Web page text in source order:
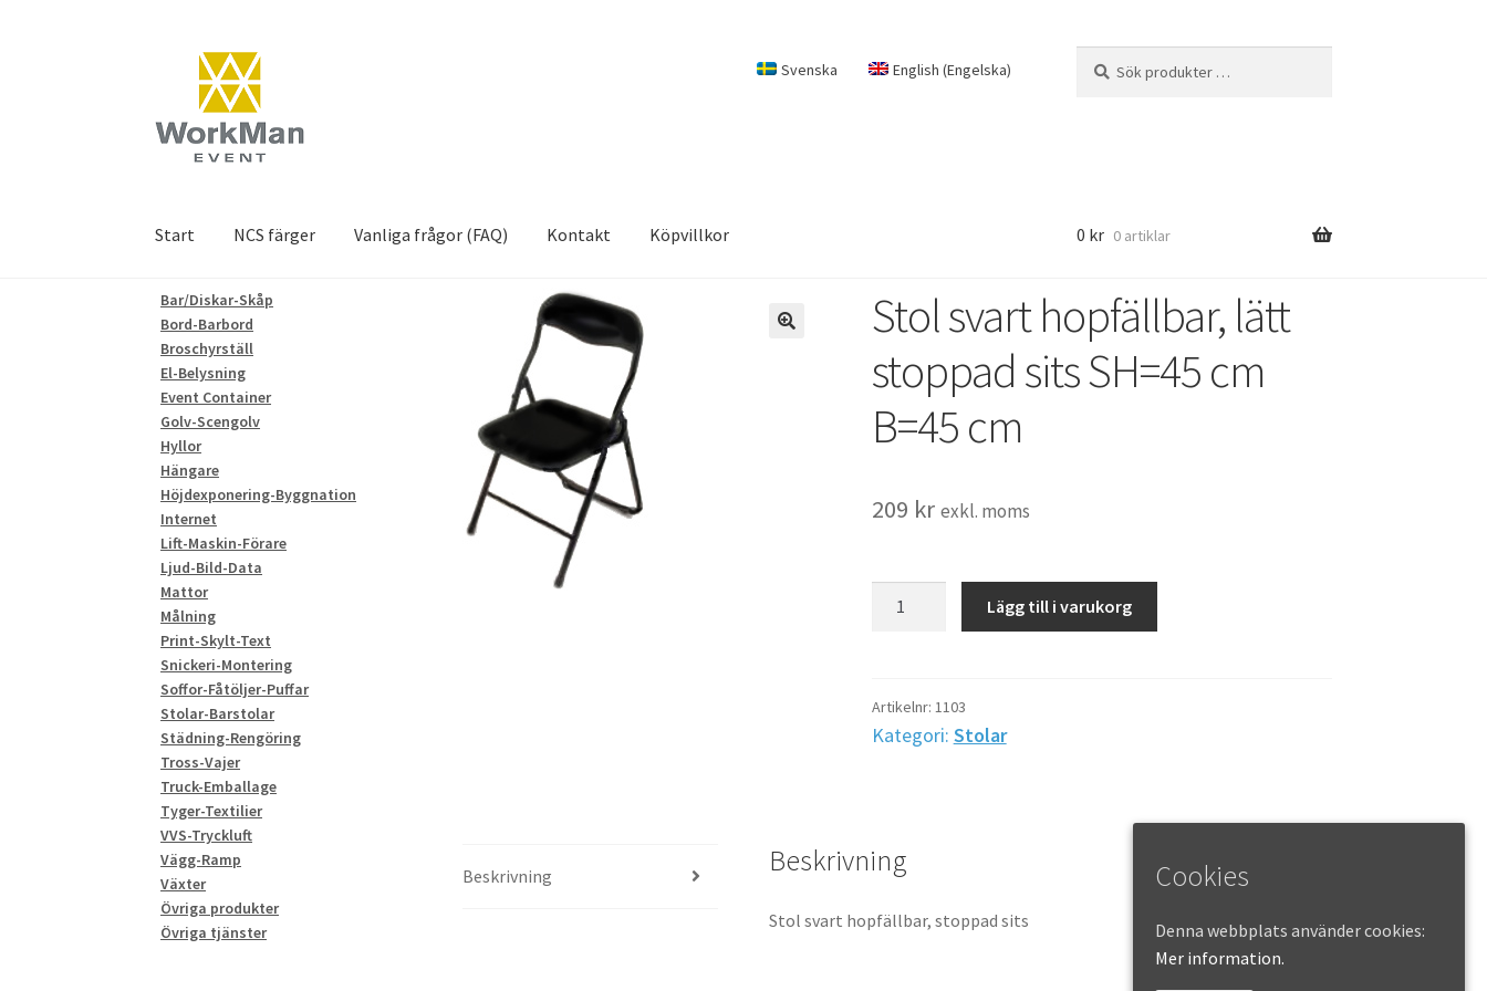
Hoppa
navigering
Hoppa
innehåll
Svenska English (Engelska)
efter:
Start NCS färger Vanliga frågor (FAQ) Kontakt Köpvillkor 0 kr 0 artiklar
Stol svart hopfällbar, lätt
stoppad sits SH=45 cm
B=45 cm
209 kr exkl. moms
stoppad
sits
mängd
Lägg till i varukorg
Artikelnr: 1103
Kategori: Stolar
Beskrivning Beskrivning
Stol svart hopfällbar, stoppad sits
Bar/Diskar-Skåp
Bord-Barbord
Broschyrställ
El-Belysning
Event Container
Golv-Scengolv
Hyllor
Hängare
Höjdexponering-Byggnation
Internet
Lift-Maskin-Förare
Ljud-Bild-Data
Mattor
Målning
Print-Skylt-Text
Snickeri-Montering
Soffor-Fåtöljer-Puffar
Stolar-Barstolar
Städning-Rengöring
Tross-Vajer
Truck-Emballage
Tyger-Textilier
VVS-Tryckluft
Vägg-Ramp
Växter
Övriga produkter
Övriga tjänster
Cookies
Denna webbplats använder cookies:
Mer information.